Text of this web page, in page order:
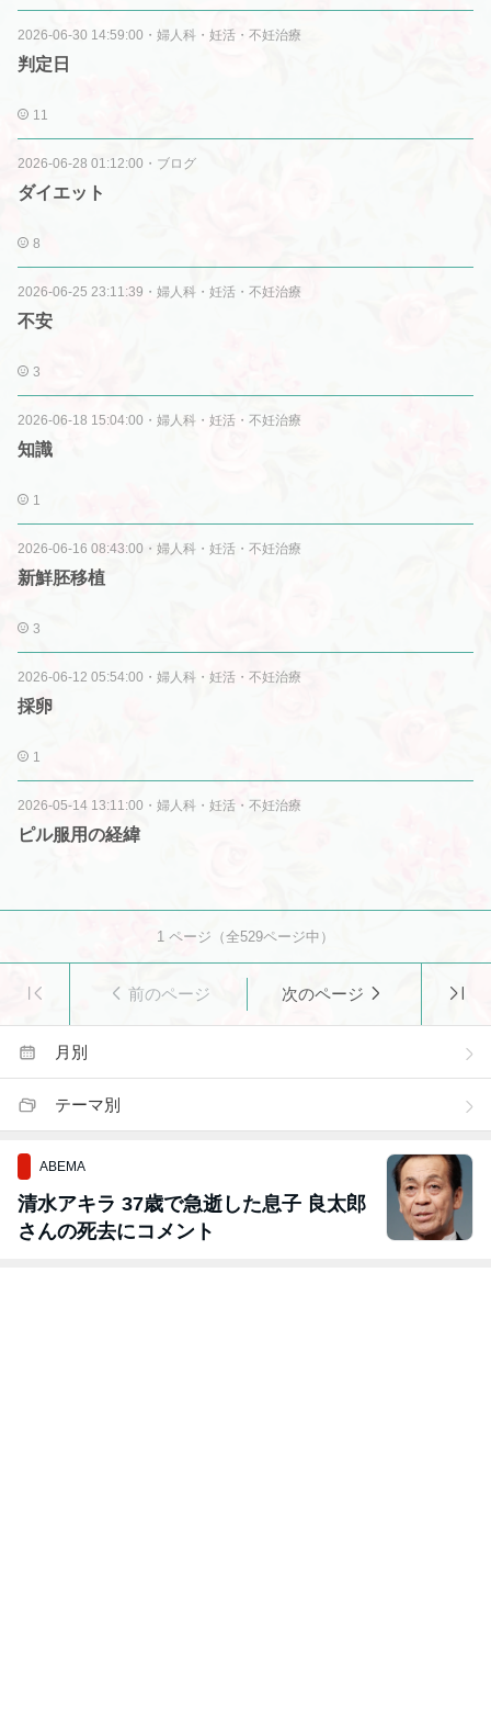
2026-06-30 14:59:00 ・ 婦人科・妊活・不妊治療
判定日
11
2026-06-28 01:12:00 ・ ブログ
ダイエット
8
2026-06-25 23:11:39 ・ 婦人科・妊活・不妊治療
不安
3
2026-06-18 15:04:00 ・ 婦人科・妊活・不妊治療
知識
1
2026-06-16 08:43:00 ・ 婦人科・妊活・不妊治療
新鮮胚移植
3
2026-06-12 05:54:00 ・ 婦人科・妊活・不妊治療
採卵
1
2026-05-14 13:11:00 ・ 婦人科・妊活・不妊治療
ピル服用の経緯
1 ページ（全529ページ中）
前のページ 次のページ
月別
テーマ別
ABEMA
清水アキラ 37歳で急逝した息子 良太郎
さんの死去にコメント